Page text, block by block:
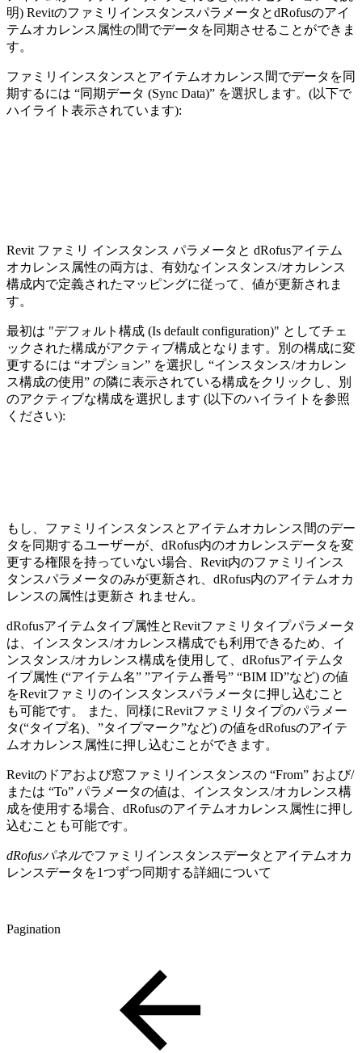
明) RevitのファミリインスタンスパラメータとdRofusのアイ
テムオカレンス属性の間でデータを同期させることができま
す。
ファミリインスタンスとアイテムオカレンス間でデータを同
期するには “同期データ (Sync Data)” を選択します。(以下で
ハイライト表示されています):
Revit ファミリ インスタンス パラメータと dRofusアイテム
オカレンス属性の両方は、有効なインスタンス/オカレンス
構成内で定義されたマッピングに従って、値が更新されま
す。
最初は "デフォルト構成 (Is default configuration)" としてチェ
ックされた構成がアクティブ構成となります。別の構成に変
更するには “オプション” を選択し “インスタンス/オカレン
ス構成の使用” の隣に表示されている構成をクリックし、別
のアクティブな構成を選択します (以下のハイライトを参照
ください):
もし、ファミリインスタンスとアイテムオカレンス間のデー
タを同期するユーザーが、dRofus内のオカレンスデータを変
更する権限を持っていない場合、Revit内のファミリインス
タンスパラメータのみが更新され、dRofus内のアイテムオカ
レンスの属性は更新さ れません。
dRofusアイテムタイプ属性とRevitファミリタイプパラメータ
は、インスタンス/オカレンス構成でも利用できるため、イ
ンスタンス/オカレンス構成を使用して、dRofusアイテムタ
イプ属性 (“アイテム名” ”アイテム番号” “BIM ID”など) の値
をRevitファミリのインスタンスパラメータに押し込むこと
も可能です。 また、同様にRevitファミリタイプのパラメー
タ(“タイプ名)、”タイプマーク”など) の値をdRofusのアイテ
ムオカレンス属性に押し込むことができます。
Revitのドアおよび窓ファミリインスタンスの “From” および/
または “To” パラメータの値は、インスタンス/オカレンス構
成を使用する場合、dRofusのアイテムオカレンス属性に押し
込むことも可能です。
dRofusパネルでファミリインスタンスデータとアイテムオカ
レンスデータを1つずつ同期する詳細について
Pagination